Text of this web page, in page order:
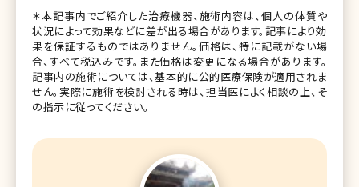
＊本記事内でご紹介した治療機器、施術内容は、個人の体質や
状況によって効果などに差が出る場合があります。記事により効
果を保証するものではありません。価格は、特に記載がない場
合、すべて税込みです。また価格は変更になる場合があります。
記事内の施術については、基本的に公的医療保険が適用されま
せん。実際に施術を検討される時は、担当医によく相談の上、そ
の指示に従ってください。